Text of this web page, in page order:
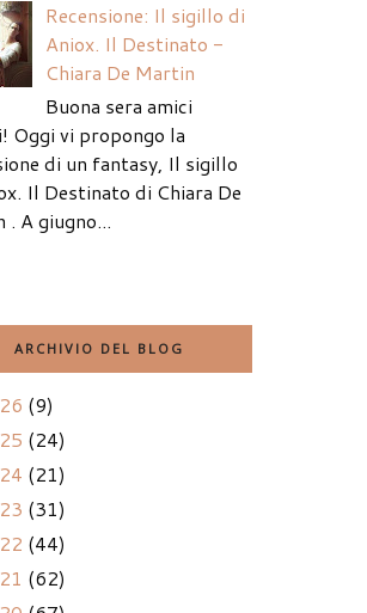
Recensione: Il sigillo di
Aniox. Il Destinato -
Chiara De Martin
Buona sera amici
Oggi vi propongo la
di un fantasy, Il sigillo
Il Destinato di Chiara De
. A giugno...
ARCHIVIO DEL BLOG
(9)
(24)
(21)
(31)
(44)
(62)